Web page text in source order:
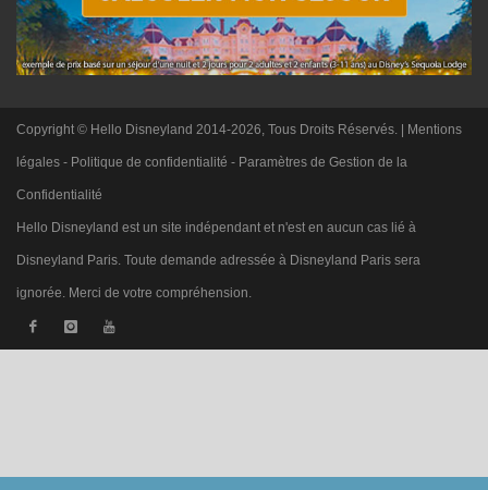
Copyright © Hello Disneyland 2014-2026, Tous Droits Réservés. | Mentions
légales - Politique de confidentialité - Paramètres de Gestion de la
Confidentialité
Hello Disneyland est un site indépendant et n'est en aucun cas lié à
Disneyland Paris. Toute demande adressée à Disneyland Paris sera
ignorée. Merci de votre compréhension.